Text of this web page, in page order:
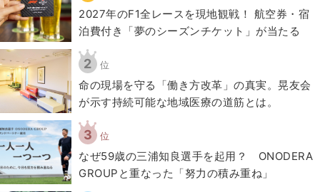
2027年のF1全レースを現地観戦！ 航空券・宿
泊費付き「夢のシーズンチケット」が当たる
2 位
​命の現場を守る「働き方改革」の真実。晃友会
が示す持続可能な地域医療の道筋とは。
3 位
なぜ59歳の三浦知良選手を起用？ ONODERA
GROUPと重なった「努力の積み重ね」